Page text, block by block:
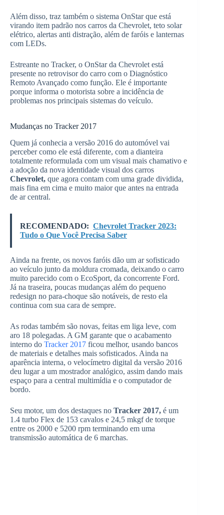
Além disso, traz também o sistema OnStar que está
virando item padrão nos carros da Chevrolet, teto solar
elétrico, alertas anti distração, além de faróis e lanternas
com LEDs.
Estreante no Tracker, o OnStar da Chevrolet está
presente no retrovisor do carro com o Diagnóstico
Remoto Avançado como função. Ele é importante
porque informa o motorista sobre a incidência de
problemas nos principais sistemas do veículo.
Mudanças no Tracker 2017
Quem já conhecia a versão 2016 do automóvel vai
perceber como ele está diferente, com a dianteira
totalmente reformulada com um visual mais chamativo e
a adoção da nova identidade visual dos carros
Chevrolet, que agora contam com uma grade dividida,
mais fina em cima e muito maior que antes na entrada
de ar central.
RECOMENDADO: Chevrolet Tracker 2023:
Tudo o Que Você Precisa Saber
Ainda na frente, os novos faróis dão um ar sofisticado
ao veículo junto da moldura cromada, deixando o carro
muito parecido com o EcoSport, da concorrente Ford.
Já na traseira, poucas mudanças além do pequeno
redesign no para-choque são notáveis, de resto ela
continua com sua cara de sempre.
As rodas também são novas, feitas em liga leve, com
aro 18 polegadas. A GM garante que o acabamento
interno do Tracker 2017 ficou melhor, usando bancos
de materiais e detalhes mais sofisticados. Ainda na
aparência interna, o velocímetro digital da versão 2016
deu lugar a um mostrador analógico, assim dando mais
espaço para a central multimídia e o computador de
bordo.
Seu motor, um dos destaques no Tracker 2017, é um
1.4 turbo Flex de 153 cavalos e 24,5 mkgf de torque
entre os 2000 e 5200 rpm terminando em uma
transmissão automática de 6 marchas.